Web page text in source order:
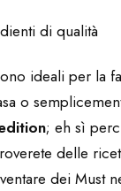
di qualità
ideali per la
o
; eh sì
delle
dei Must